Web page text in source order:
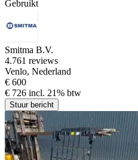
Gebruikt
Smitma B.V.
4.761 reviews
Venlo, Nederland
€ 600
€ 726 incl. 21% btw
Stuur bericht